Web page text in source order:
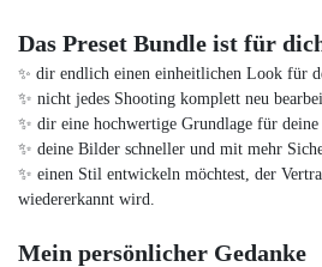
Das Preset Bundle ist für
✨ dir endlich einen einheitlichen Look für
✨ nicht jedes Shooting komplett neu
✨ dir eine hochwertige Grundlage für
✨ deine Bilder schneller und mit mehr
✨ einen Stil entwickeln möchtest, der
wiedererkannt wird.
Mein persönlicher Gedanke